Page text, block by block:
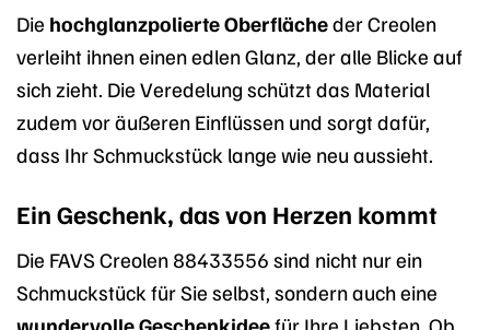
Die hochglanzpolierte Oberflächeder Creolen
verleiht ihnen einen edlen Glanz, der alle Blicke auf
sich zieht. Die Veredelung schützt das Material
zudem vor äußeren Einflüssen und sorgt dafür,
dass Ihr Schmuckstück lange wie neu aussieht.
Ein Geschenk, das von Herzen kommt
Die FAVS Creolen 88433556 sind nicht nur ein
Schmuckstück für Sie selbst, sondern auch eine
wundervolle Geschenkideefür Ihre Liebsten. Ob